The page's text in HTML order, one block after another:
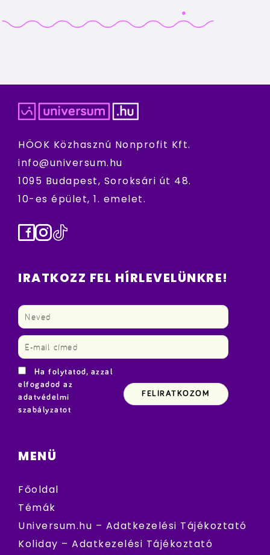
HÖOK Közhasznú Nonprofit Kft.
info@universum.hu
1095 Budapest, Soroksári út 48.
10-es épület, 1. emelet.
Facebook
Instagram
TikTok
IRATKOZZ FEL HÍRLEVELÜNKRE!
Ha folytatod, azzal
elfogadod az
adatvédelmi
szabályzatot
MENÜ
Főoldal
Témák
Universum.hu – Adatkezelési Tájékoztató
Koliday – Adatkezelési Tájékoztató